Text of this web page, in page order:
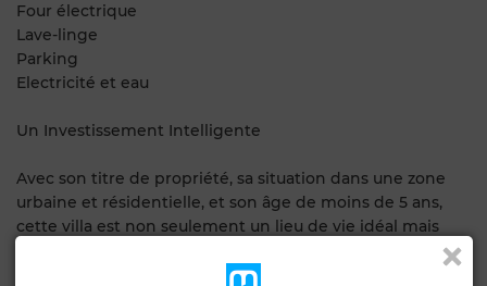
Four électrique
Lave-linge
Parking
Electricité et eau
Un Investissement Intelligente
Avec son titre de propriété, sa situation dans une zone
urbaine et résidentielle, et son âge de moins de 5 ans,
cette villa est non seulement un lieu de vie idéal mais
également un investissement intelligent. La zone est en
constante évolution, avec de nouveaux projets